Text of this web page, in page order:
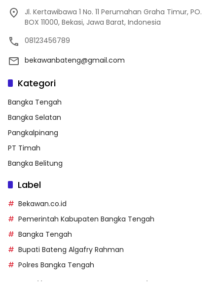
Jl. Kertawibawa 1 No. 11 Perumahan Graha Timur, PO.
BOX 11000, Bekasi, Jawa Barat, Indonesia
08123456789
bekawanbateng@gmail.com
Kategori
Bangka Tengah
Bangka Selatan
Pangkalpinang
PT Timah
Bangka Belitung
Label
Bekawan.co.id
Pemerintah Kabupaten Bangka Tengah
Bangka Tengah
Bupati Bateng Algafry Rahman
Polres Bangka Tengah